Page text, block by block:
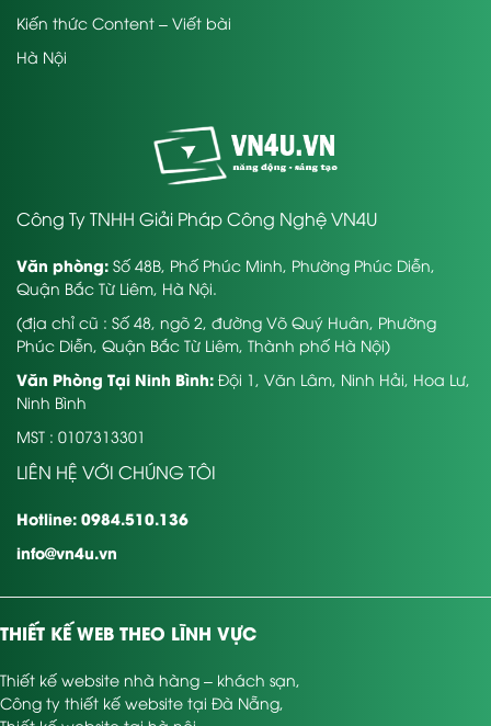
Kiến thức Content – Viết bài
Hà Nội
Công Ty TNHH Giải Pháp Công Nghệ VN4U
Văn phòng: Số 48B, Phố Phúc Minh, Phường Phúc Diễn,
Quận Bắc Từ Liêm, Hà Nội.
(địa chỉ cũ : Số 48, ngõ 2, đường Võ Quý Huân, Phường
Phúc Diễn, Quận Bắc Từ Liêm, Thành phố Hà Nội)
Văn Phòng Tại Ninh Bình: Đội 1, Văn Lâm, Ninh Hải, Hoa Lư,
Ninh Bình
MST : 0107313301
LIÊN HỆ VỚI CHÚNG TÔI
Hotline: 0984.510.136
info@vn4u.vn
THIẾT KẾ WEB THEO LĨNH VỰC
Thiết kế website nhà hàng – khách sạn
Công ty thiết kế website tại Đà Nẵng